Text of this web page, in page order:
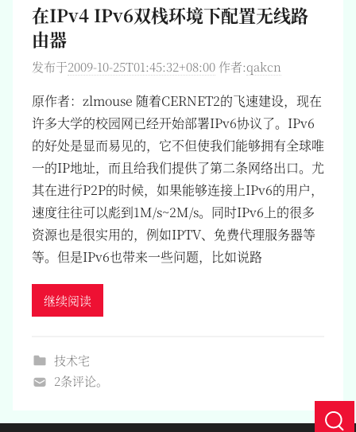
在IPv4 IPv6双栈环境下配置无线路
由器
发布于2009-10-25T01:45:32+08:00 作者:qakcn
原作者：zlmouse 随着CERNET2的飞速建设，现在
许多大学的校园网已经开始部署IPv6协议了。IPv6
的好处是显而易见的，它不但使我们能够拥有全球唯
一的IP地址，而且给我们提供了第二条网络出口。尤
其在进行P2P的时候，如果能够连接上IPv6的用户，
速度往往可以彪到1M/s~2M/s。同时IPv6上的很多
资源也是很实用的，例如IPTV、免费代理服务器等
等。但是IPv6也带来一些问题，比如说路
继续阅读
技术宅
2条评论。